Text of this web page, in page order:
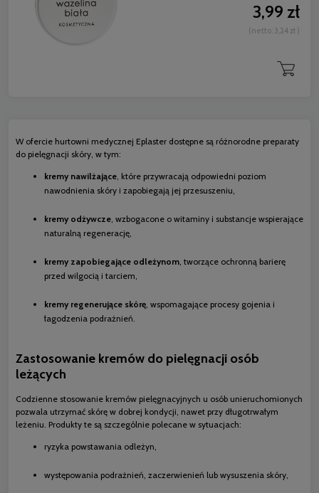
3,99 zł
(netto: 3,24 zł )
W ofercie hurtowni medycznej Eplaster dostępne są różnorodne preparaty
do pielęgnacji skóry, w tym:
kremy nawilżające, które przywracają odpowiedni poziom
nawodnienia skóry i zapobiegają jej przesuszeniu,
kremy odżywcze, wzbogacone o witaminy i substancje wspierające
naturalną regenerację,
kremy zapobiegające odleżynom, tworzące ochronną barierę
przed wilgocią i tarciem,
kremy regenerujące skórę, wspomagające procesy gojenia i
łagodzenia podrażnień.
Zastosowanie kremów do pielęgnacji osób
leżących
Codzienne stosowanie kremów pielęgnacyjnych u osób unieruchomionych
pozwala utrzymać skórę w dobrej kondycji, nawet przy długotrwałym
leżeniu. Produkty te są szczególnie polecane w sytuacjach:
ryzyka powstawania odleżyn,
występowania podrażnień, zaczerwienień lub wysuszenia skóry,